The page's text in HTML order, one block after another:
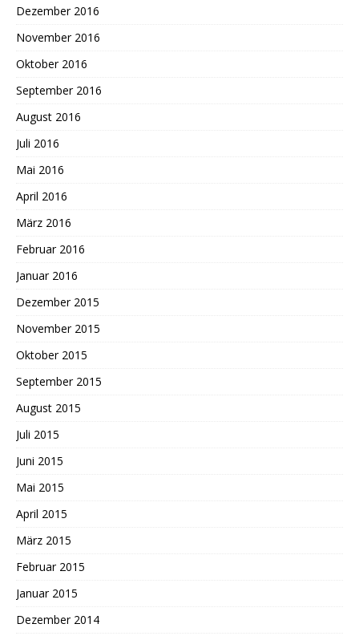
Dezember 2016
November 2016
Oktober 2016
September 2016
August 2016
Juli 2016
Mai 2016
April 2016
März 2016
Februar 2016
Januar 2016
Dezember 2015
November 2015
Oktober 2015
September 2015
August 2015
Juli 2015
Juni 2015
Mai 2015
April 2015
März 2015
Februar 2015
Januar 2015
Dezember 2014